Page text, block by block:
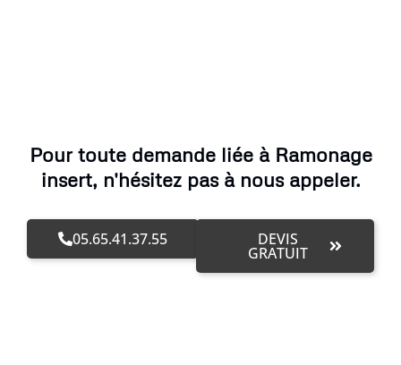
Pour toute demande liée à Ramonage
insert, n'hésitez pas à nous appeler.
05.65.41.37.55 DEVIS
GRATUIT